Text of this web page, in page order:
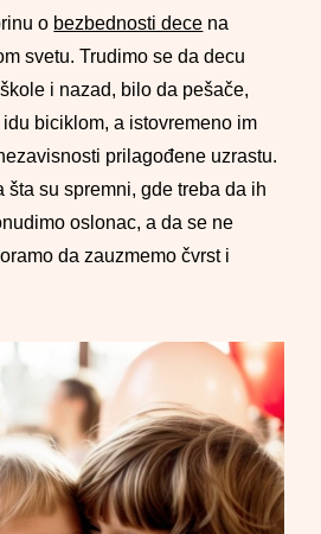
o bezbednosti dece na
svetu. Trudimo se da decu
i nazad, bilo da pešače,
biciklom, a istovremeno im
prilagođene uzrastu.
šta su spremni, gde treba da ih
oslonac, a da se ne
da zauzmemo čvrst i